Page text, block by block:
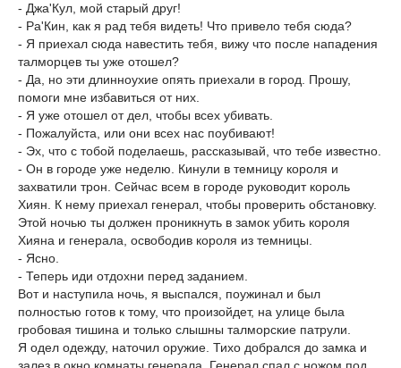
- Джа'Кул, мой старый друг!
- Ра'Кин, как я рад тебя видеть! Что привело тебя сюда?
- Я приехал сюда навестить тебя, вижу что после нападения
талморцев ты уже отошел?
- Да, но эти длинноухие опять приехали в город. Прошу,
помоги мне избавиться от них.
- Я уже отошел от дел, чтобы всех убивать.
- Пожалуйста, или они всех нас поубивают!
- Эх, что с тобой поделаешь, рассказывай, что тебе известно.
- Он в городе уже неделю. Кинули в темницу короля и
захватили трон. Сейчас всем в городе руководит король
Хиян. К нему приехал генерал, чтобы проверить обстановку.
Этой ночью ты должен проникнуть в замок убить короля
Хияна и генерала, освободив короля из темницы.
- Ясно.
- Теперь иди отдохни перед заданием.
Вот и наступила ночь, я выспался, поужинал и был
полностью готов к тому, что произойдет, на улице была
гробовая тишина и только слышны талморские патрули.
Я одел одежду, наточил оружие. Тихо добрался до замка и